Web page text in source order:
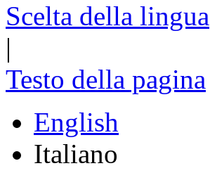
Scelta della lingua
|
Testo della pagina
English
Italiano